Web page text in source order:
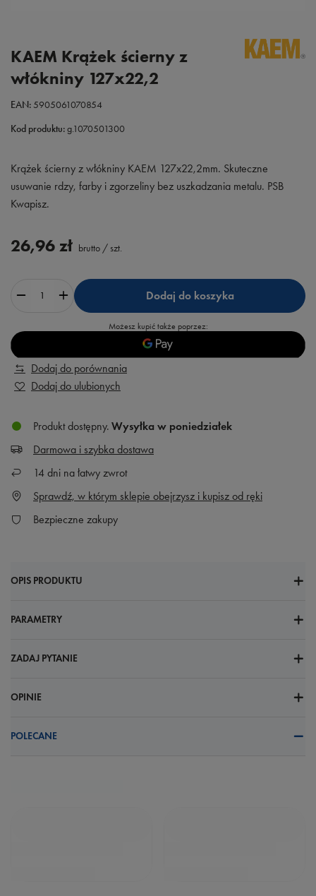
KAEM Krążek ścierny z
włókniny 127x22,2
EAN:5905061070854
Kod produktu:g.1070501300
Krążek ścierny z włókniny KAEM 127x22,2mm. Skuteczne
usuwanie rdzy, farby i zgorzeliny bez uszkadzania metalu. PSB
Kwapisz.
26,96 zł brutto / szt.
Dodaj do koszyka
Możesz kupić także poprzez:
Dodaj do porównania
Dodaj do ulubionych
Produkt dostępny Wysyłka w poniedziałek
Darmowa i szybka dostawa
14 dni na łatwy zwrot
Sprawdź, w którym sklepie obejrzysz i kupisz od ręki
Bezpieczne zakupy
OPIS PRODUKTU
PARAMETRY
ZADAJ PYTANIE
OPINIE
POLECANE